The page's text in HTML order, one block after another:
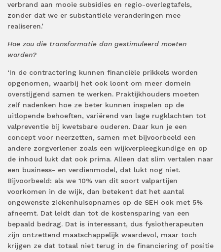
verbrand aan mooie subsidies en regio-overlegtafels,
zonder dat we er substantiële veranderingen mee
realiseren.’
Hoe zou die transformatie dan gestimuleerd moeten
worden?
‘In de contractering kunnen financiële prikkels worden
opgenomen, waarbij het ook loont om meer domein
overstijgend samen te werken. Praktijkhouders moeten
zelf nadenken hoe ze beter kunnen inspelen op de
uitlopende behoeften, variërend van lage rugklachten tot
valpreventie bij kwetsbare ouderen. Daar kun je een
concept voor neerzetten, samen met bijvoorbeeld een
andere zorgverlener zoals een wijkverpleegkundige en op
de inhoud lukt dat ook prima. Alleen dat slim vertalen naar
een business- en verdienmodel, dat lukt nog niet.
Bijvoorbeeld: als we 10% van dit soort valpartijen
voorkomen in de wijk, dan betekent dat het aantal
ongewenste ziekenhuisopnames op de SEH ook met 5%
afneemt. Dat leidt dan tot de kostensparing van een
bepaald bedrag. Dat is interessant, dus fysiotherapeuten
zijn ontzettend maatschappelijk waardevol, maar toch
krijgen ze dat totaal niet terug in de financiering of positie